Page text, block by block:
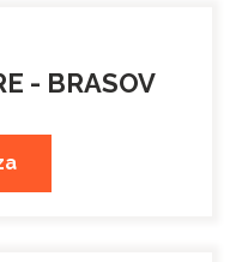
- BRASOV